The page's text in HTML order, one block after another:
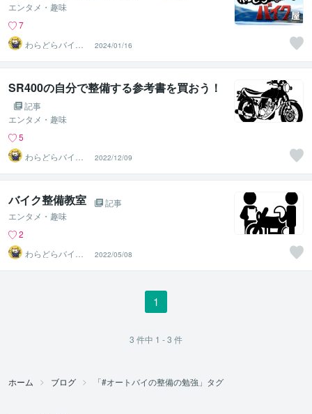
エンタメ・趣味
7
わらどらバイク
屋
2024/01/16
SR400の自分で整備する参考書を買おう！
記事
エンタメ・趣味
5
わらどらバイク
屋
2022/12/09
バイク整備教室
記事
エンタメ・趣味
2
わらどらバイク
屋
2022/05/08
1
3 件中 1 - 3 件
ホーム ブログ 「#オートバイの整備の勉強」タグ